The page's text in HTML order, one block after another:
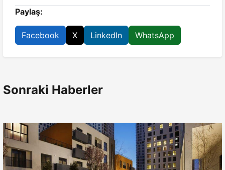
Paylaş:
Facebook X LinkedIn WhatsApp
Sonraki Haberler